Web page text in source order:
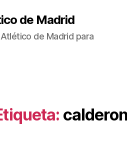
de Madrid
de Madrid para